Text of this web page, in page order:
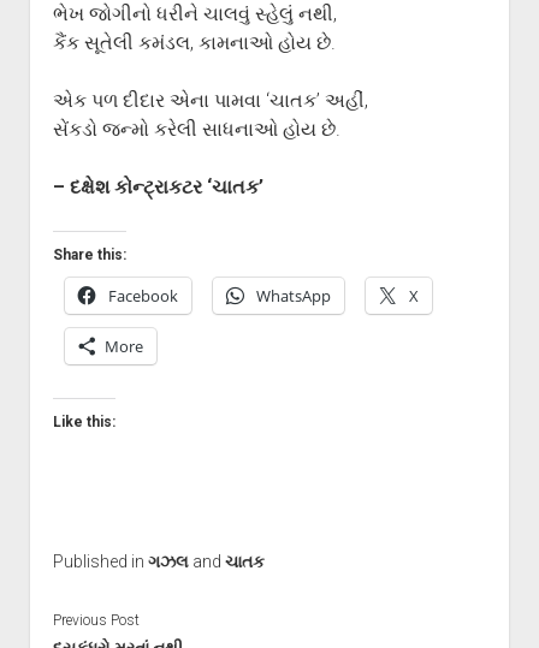
ભેખ જોગીનો ધરીને ચાલવું સ્હેલું નથી,
કૈંક સૂતેલી કમંડલ, કામનાઓ હોય છે.
એક પળ દીદાર એના પામવા ‘ચાતક’ અહીં,
સેંકડો જન્મો કરેલી સાધનાઓ હોય છે.
– દક્ષેશ કોન્ટ્રાકટર ‘ચાતક’
Share this:
Facebook WhatsApp X
More
Like this:
Published in ગઝલand ચાતક
Previous Post